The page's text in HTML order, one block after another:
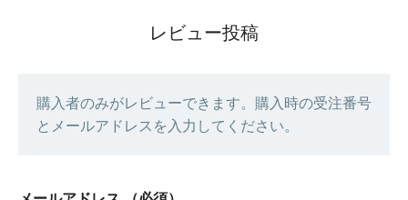
レビュー投稿
購入者のみがレビューできます。購入時の受注番号
とメールアドレスを入力してください。